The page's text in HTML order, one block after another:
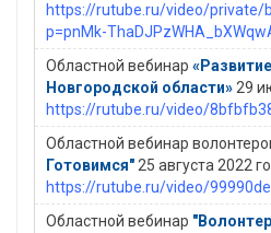
https://rutube.ru/video/private/
p=pnMk-
Областной вебинар
Новгородской области»29
https://rutube.ru/video/
Областной вебинар
Готовимся"25 августа 2022
https://rutube.ru/video/
Областной вебинар